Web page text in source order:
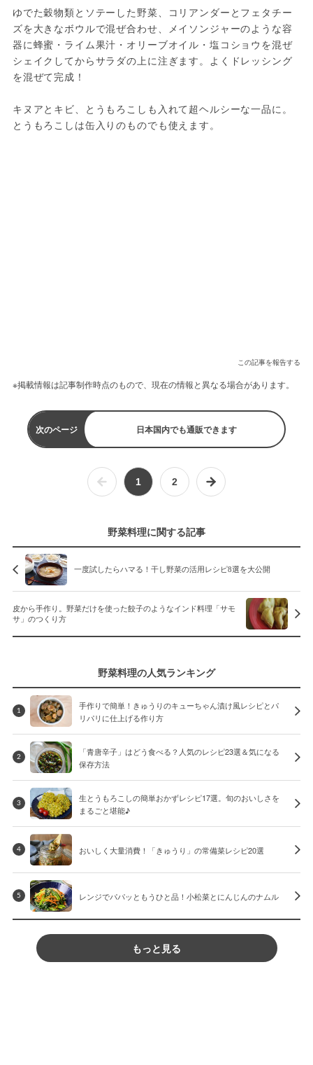
ゆでた穀物類とソテーした野菜、コリアンダーとフェタチー
ズを大きなボウルで混ぜ合わせ、メイソンジャーのような容
器に蜂蜜・ライム果汁・オリーブオイル・塩コショウを混ぜ
シェイクしてからサラダの上に注ぎます。よくドレッシング
を混ぜて完成！
キヌアとキビ、とうもろこしも入れて超ヘルシーな一品に。
とうもろこしは缶入りのものでも使えます。
この記事を報告する
※掲載情報は記事制作時点のもので、現在の情報と異なる場合があります。
次のページ 日本国内でも通販できます
1 2
野菜料理に関する記事
一度試したらハマる！干し野菜の活用レシピ8選を大公開
皮から手作り。野菜だけを使った餃子のようなインド料理「サモ
サ」のつくり方
野菜料理の人気ランキング
1
手作りで簡単！きゅうりのキューちゃん漬け風レシピとパ
リパリに仕上げる作り方
2
「青唐辛子」はどう食べる？人気のレシピ23選＆気になる
保存方法
3
生とうもろこしの簡単おかずレシピ17選。旬のおいしさを
まるごと堪能♪
4 おいしく大量消費！「きゅうり」の常備菜レシピ20選
5 レンジでパパッともうひと品！小松菜とにんじんのナムル
もっと見る